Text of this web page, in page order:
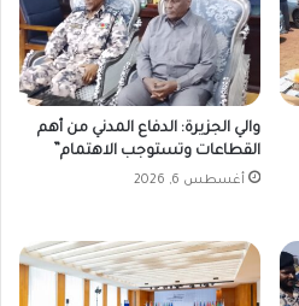
والي الجزيرة: الدفاع المدني من أهم
القطاعات وتستوجب الاهتمام”
أغسطس 6, 2026